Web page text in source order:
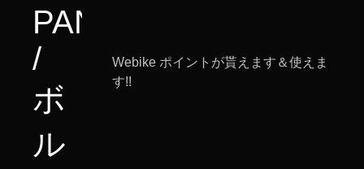
PANIGALE
/
ボ
ル
Webike ポイントが貰えます＆使えま
す!!